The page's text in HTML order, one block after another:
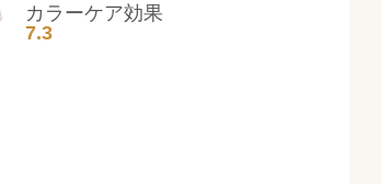
カラーケア効果
7.3